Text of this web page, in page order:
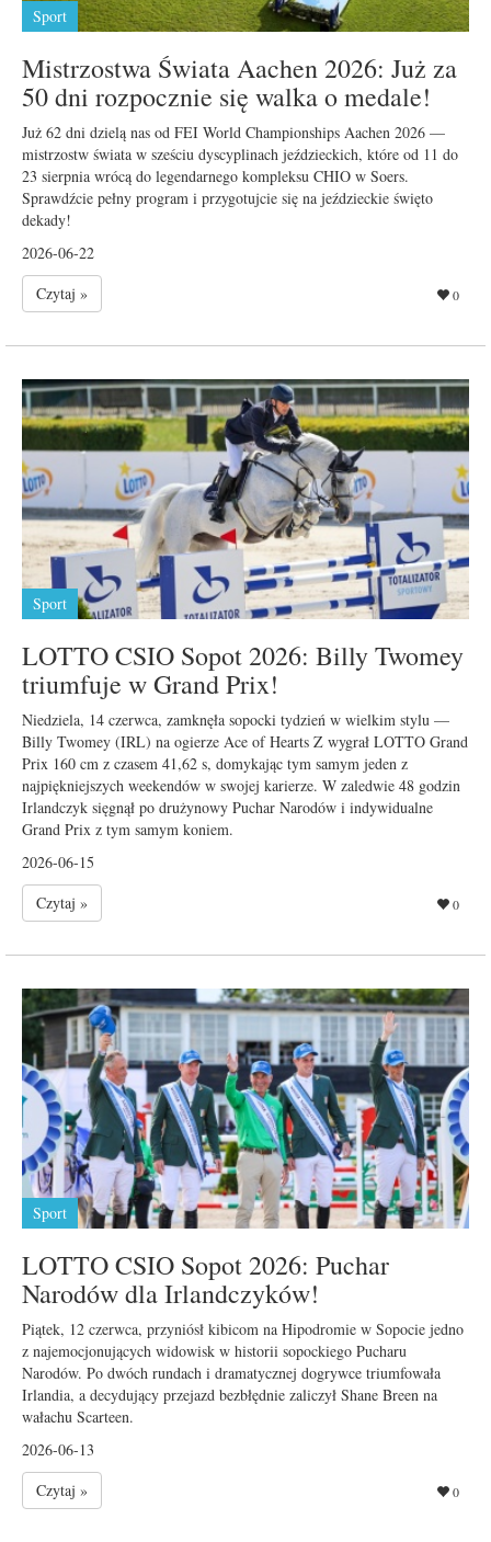
Sport
Mistrzostwa Świata Aachen 2026: Już za
50 dni rozpocznie się walka o medale!
Już 62 dni dzielą nas od FEI World Championships Aachen 2026 —
mistrzostw świata w sześciu dyscyplinach jeździeckich, które od 11 do
23 sierpnia wrócą do legendarnego kompleksu CHIO w Soers.
Sprawdźcie pełny program i przygotujcie się na jeździeckie święto
dekady!
2026-06-22
Czytaj »
0
Sport
LOTTO CSIO Sopot 2026: Billy Twomey
triumfuje w Grand Prix!
Niedziela, 14 czerwca, zamknęła sopocki tydzień w wielkim stylu —
Billy Twomey (IRL) na ogierze Ace of Hearts Z wygrał LOTTO Grand
Prix 160 cm z czasem 41,62 s, domykając tym samym jeden z
najpiękniejszych weekendów w swojej karierze. W zaledwie 48 godzin
Irlandczyk sięgnął po drużynowy Puchar Narodów i indywidualne
Grand Prix z tym samym koniem.
2026-06-15
Czytaj »
0
Sport
LOTTO CSIO Sopot 2026: Puchar
Narodów dla Irlandczyków!
Piątek, 12 czerwca, przyniósł kibicom na Hipodromie w Sopocie jedno
z najemocjonujących widowisk w historii sopockiego Pucharu
Narodów. Po dwóch rundach i dramatycznej dogrywce triumfowała
Irlandia, a decydujący przejazd bezbłędnie zaliczył Shane Breen na
wałachu Scarteen.
2026-06-13
Czytaj »
0